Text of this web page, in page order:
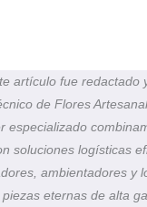
artículo fue redactado
de Flores
especializado
soluciones logísticas
ambientadores y
eternas de alta